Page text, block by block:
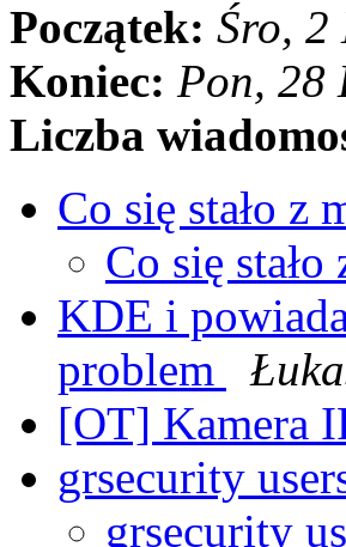
Początek: Śro, 2
Koniec: Pon, 28
Liczba
Co się stało z
Co się
KDE i
problem
[OT] Kamera
grsecurity
grsecurity